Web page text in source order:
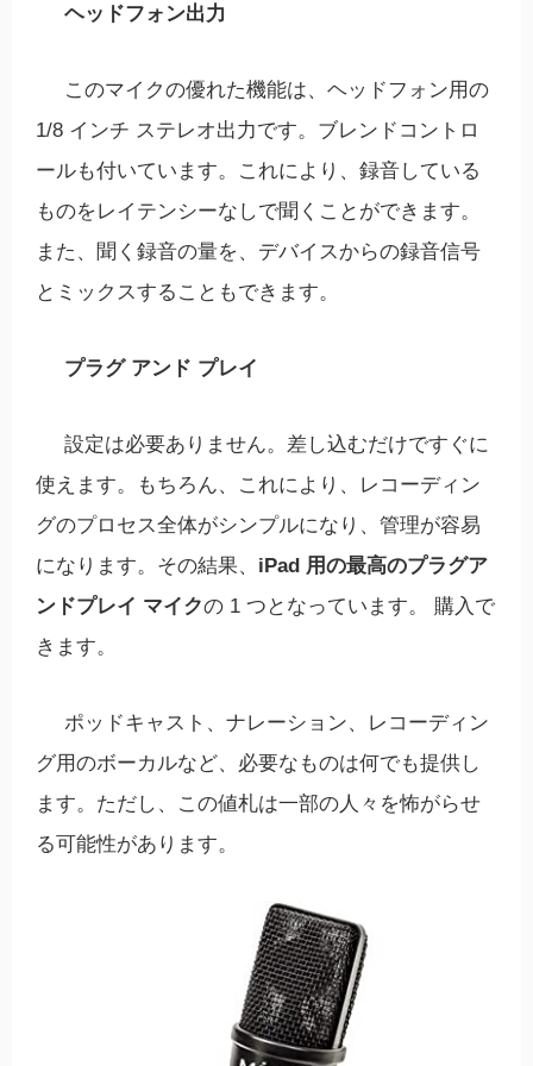
ヘッドフォン出力
このマイクの優れた機能は、ヘッドフォン用の
1/8 インチ ステレオ出力です。ブレンドコントロ
ールも付いています。これにより、録音している
ものをレイテンシーなしで聞くことができます。
また、聞く録音の量を、デバイスからの録音信号
とミックスすることもできます。
プラグ アンド プレイ
設定は必要ありません。差し込むだけですぐに
使えます。もちろん、これにより、レコーディン
グのプロセス全体がシンプルになり、管理が容易
になります。その結果、 iPad 用の最高のプラグア
ンドプレイ マイクの 1 つとなっています。 購入で
きます。
ポッドキャスト、ナレーション、レコーディン
グ用のボーカルなど、必要なものは何でも提供し
ます。ただし、この値札は一部の人々を怖がらせ
る可能性があります。